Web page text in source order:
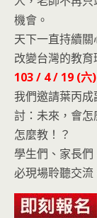
機會。
天下一直持續
改變台灣的教
103 / 4 / 19 (六
我們邀請葉丙
討：未來，會
怎麼教！？
學生們、家長
必現場聆聽交流